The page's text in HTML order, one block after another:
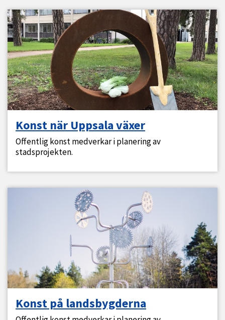
Konst när Uppsala växer
Offentlig konst medverkar i planering av
stadsprojekten.
Konst på landsbygderna